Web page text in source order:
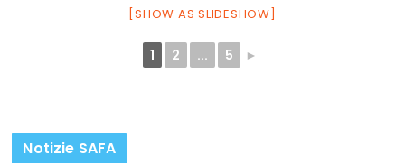
[SHOW AS SLIDESHOW]
1 2 ... 5 ►
Notizie SAFA